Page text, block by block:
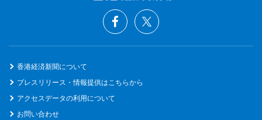
香港経済新聞について
プレスリリース・情報提供はこちらから
アクセスデータの利用について
お問い合わせ